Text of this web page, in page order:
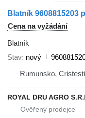
Blatník 9608815203
Cena na vyžádání
Blatník
Stav nový
Rumunsko, Cristesti
ROYAL DRU AGRO